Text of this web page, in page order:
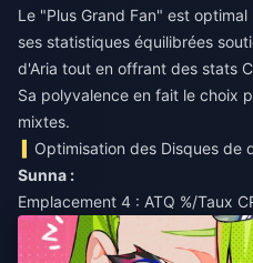
Le "Plus Grand Fan" est
ses statistiques équilibrées
d'Aria tout en offrant des stats
Sa polyvalence en fait le choix
mixtes.
Optimisation des Disques de
Sunna :
Emplacement 4 : ATQ %/Taux